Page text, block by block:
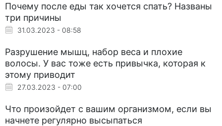
Почему после еды так хочется спать? Названы
три причины
31.03.2023 - 08:58
Разрушение мышц, набор веса и плохие
волосы. У вас тоже есть привычка, которая к
этому приводит
27.03.2023 - 07:00
Что произойдет с вашим организмом, если вы
начнете регулярно высыпаться